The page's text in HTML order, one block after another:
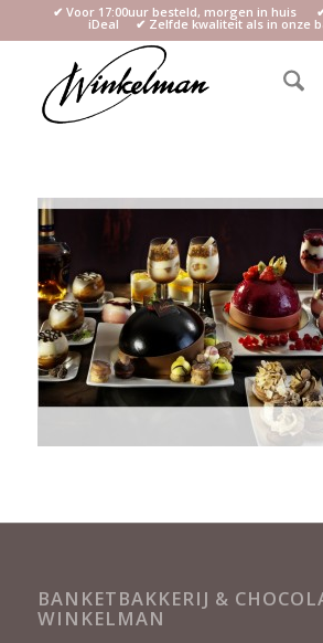
✔ Voor 17:00uur besteld, morgen in huis
iDeal ✔ Zelfde kwaliteit als in onze
BANKETBAKKERIJ &
WINKELMAN